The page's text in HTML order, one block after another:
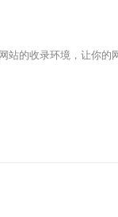
的收录环境，让你的